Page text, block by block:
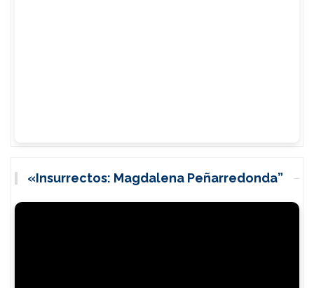
«Insurrectos: Magdalena Peñarredonda”